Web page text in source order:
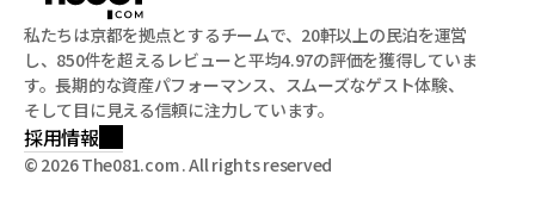
私たちは京都を拠点とするチームで、20軒以上の民泊を運営
し、850件を超えるレビューと平均4.97の評価を獲得していま
す。長期的な資産パフォーマンス、スムーズなゲスト体験、
そして目に見える信頼に注力しています。
採用情報
© 2026 The081.com . All rights reserved